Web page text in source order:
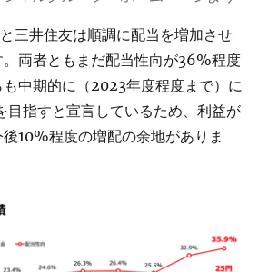
三井住友は順調に配当を増加させ
両者ともまだ配当性向が36%程度
中期的に（2023年度程度まで）に
目指すと宣言しているため、利益が
10%程度の増配の余地がありま